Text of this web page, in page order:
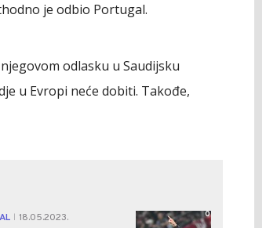
je odbio Portugal.
odlasku u Saudijsku
u Evropi neće dobiti. Takođe,
18.05.2023.
0